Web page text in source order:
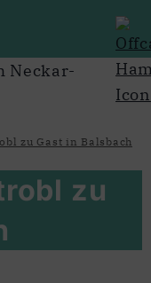
zu Gast in Balsbach
zu